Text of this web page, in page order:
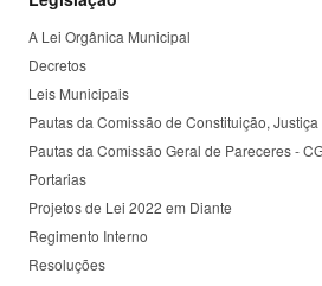
A Lei Orgânica Municipal
Decretos
Leis Municipais
Pautas da Comissão de Constituição,
Pautas da Comissão Geral de Pareceres -
Portarias
Projetos de Lei 2022 em Diante
Regimento Interno
Resoluções